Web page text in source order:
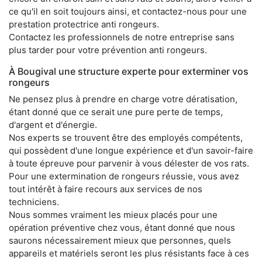
ce qu'il en soit toujours ainsi, et contactez-nous pour une
prestation protectrice anti rongeurs.
Contactez les professionnels de notre entreprise sans
plus tarder pour votre prévention anti rongeurs.
À Bougival une structure experte pour exterminer vos
rongeurs
Ne pensez plus à prendre en charge votre dératisation,
étant donné que ce serait une pure perte de temps,
d'argent et d'énergie.
Nos experts se trouvent être des employés compétents,
qui possèdent d'une longue expérience et d'un savoir-faire
à toute épreuve pour parvenir à vous délester de vos rats.
Pour une extermination de rongeurs réussie, vous avez
tout intérêt à faire recours aux services de nos
techniciens.
Nous sommes vraiment les mieux placés pour une
opération préventive chez vous, étant donné que nous
saurons nécessairement mieux que personnes, quels
appareils et matériels seront les plus résistants face à ces